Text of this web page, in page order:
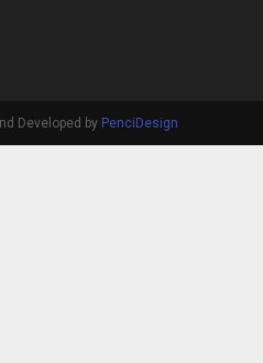
Developed by PenciDesign